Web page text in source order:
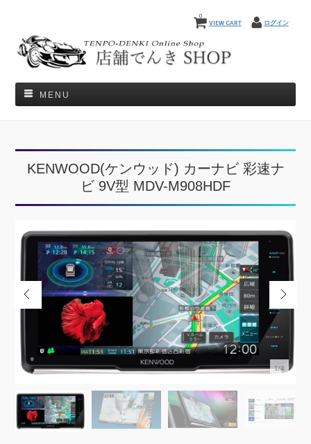
VIEW CART
0
ログイン
MENU
KENWOOD(ケンウッド) カーナビ 彩速ナ
ビ 9V型 MDV-M908HDF
1/4